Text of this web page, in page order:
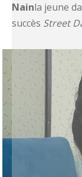
Nainla jeune
succès Street